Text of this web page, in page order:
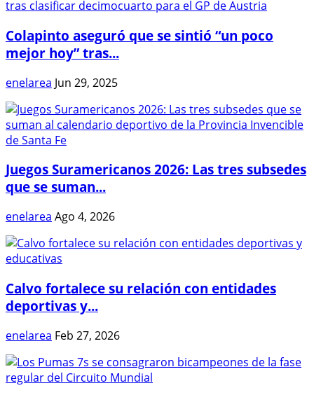
Colapinto aseguró que se sintió “un poco
mejor hoy” tras...
enelarea Jun 29, 2025
Juegos Suramericanos 2026: Las tres subsedes
que se suman...
enelarea Ago 4, 2026
Calvo fortalece su relación con entidades
deportivas y...
enelarea Feb 27, 2026